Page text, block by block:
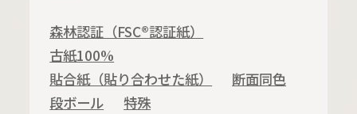
森林認証（FSC®認証紙）
古紙100%
貼合紙（貼り合わせた紙）
断面同色
段ボール
特殊